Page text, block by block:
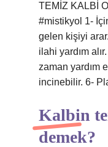
TEMİZ KALBİ
#mistikyol 1-
gelen kişiyi
ilahi yardım
zaman yardım
incinebilir. 6-
Kalbin
demek?